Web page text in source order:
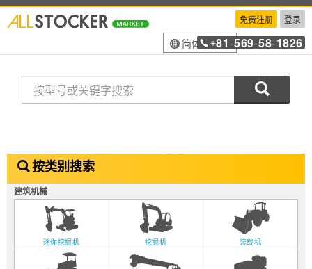
免费注册 登录
简体中文
+81 -569-58-1826
按类别搜索
建筑机械
迷你挖掘机 挖掘机 装载机